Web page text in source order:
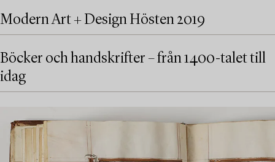
Modern Art + Design Hösten 2019
Böcker och handskrifter – från 1400-talet till
idag